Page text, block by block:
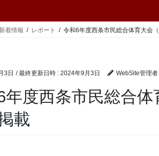
新着情報 レポート 令和6年度西条市民総合体育大会
3日 / 最終更新日時 : 2024年9月3日 WebSite管理者
年度西条市民総合
載